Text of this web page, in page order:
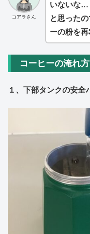
コアラさん
いないな…
と思った
ーの粉を再
コーヒーの淹れ方
１、下部タンクの安全